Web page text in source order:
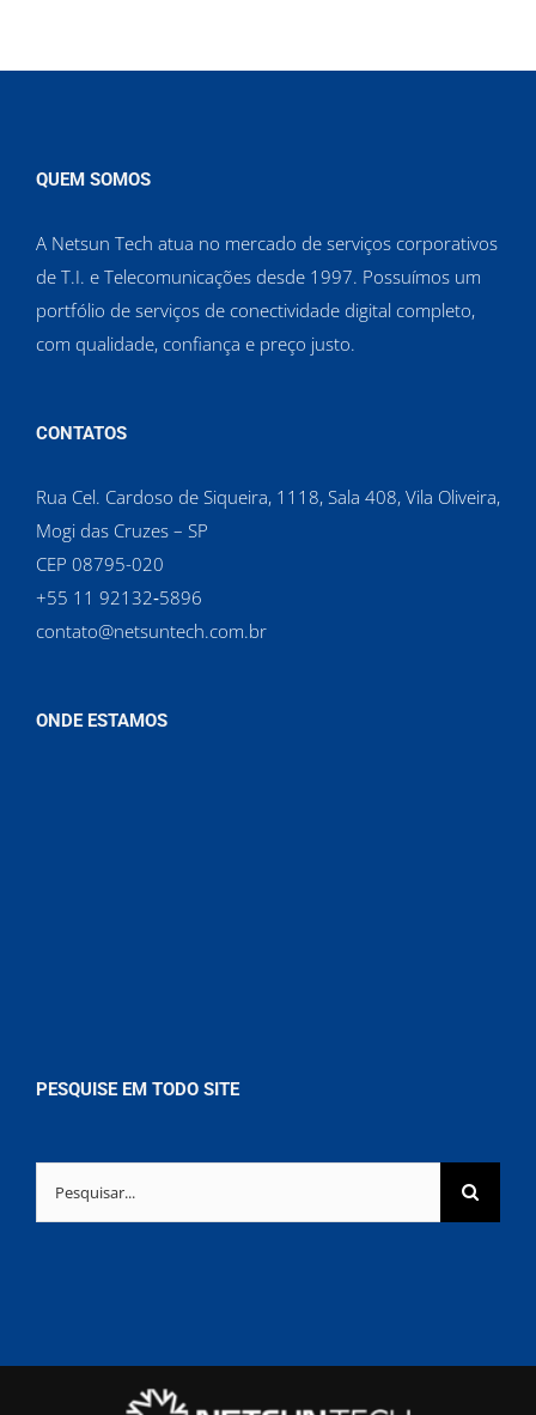
QUEM SOMOS
A Netsun Tech atua no mercado de serviços corporativos
de T.I. e Telecomunicações desde 1997. Possuímos um
portfólio de serviços de conectividade digital completo,
com qualidade, confiança e preço justo.
CONTATOS
Rua Cel. Cardoso de Siqueira, 1118, Sala 408, Vila Oliveira,
Mogi das Cruzes – SP
CEP 08795-020
‪+55 11 92132‑5896‬
contato@netsuntech.com.br
ONDE ESTAMOS
PESQUISE EM TODO SITE